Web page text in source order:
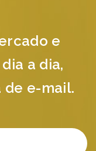
e
a dia,
de e-mail.